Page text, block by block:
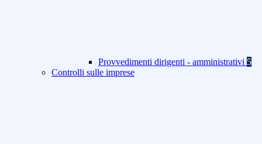
Provvedimenti dirigenti - amministrativi 5
Controlli sulle imprese